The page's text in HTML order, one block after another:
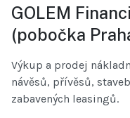
GOLEM
(pobočka
Výkup a prodej
návěsů, přívěsů,
zabavených leasingů.